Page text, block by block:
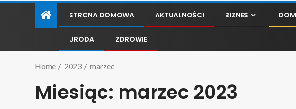
STRONA DOMOWA AKTUALNOŚCI BIZNES DOM
URODA ZDROWIE
Home 2023 marzec
Miesiąc: marzec 2023